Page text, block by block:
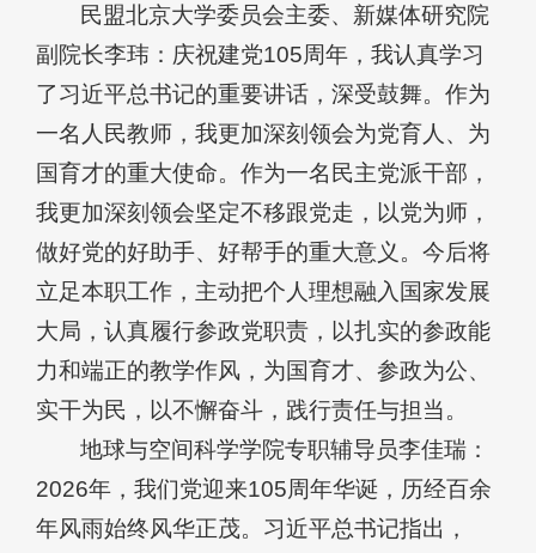
民盟北京大学委员会主委、新媒体研究院
副院长李玮：庆祝建党105周年，我认真学习
了习近平总书记的重要讲话，深受鼓舞。作为
一名人民教师，我更加深刻领会为党育人、为
国育才的重大使命。作为一名民主党派干部，
我更加深刻领会坚定不移跟党走，以党为师，
做好党的好助手、好帮手的重大意义。今后将
立足本职工作，主动把个人理想融入国家发展
大局，认真履行参政党职责，以扎实的参政能
力和端正的教学作风，为国育才、参政为公、
实干为民，以不懈奋斗，践行责任与担当。
地球与空间科学学院专职辅导员李佳瑞：
2026年，我们党迎来105周年华诞，历经百余
年风雨始终风华正茂。习近平总书记指出，